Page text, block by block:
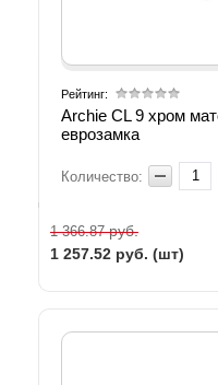
Рейтинг:
Archie CL 9 хром
еврозамка
Количество:
1 366.87руб.
1 257.52 руб. (шт)